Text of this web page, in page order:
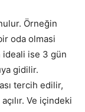
Örneğin
oda olmasi
ideali ise 3 gün
gidilir.
tercih edilir,
Ve içindeki